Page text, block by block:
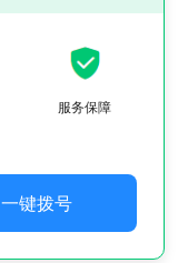
服务保障
一键拨号